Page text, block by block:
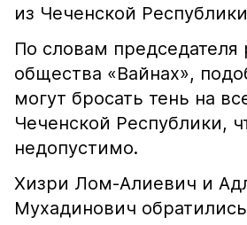
из Чеченской
По словам председателя
общества «Вайнах»,
могут бросать тень на
Чеченской Республики,
недопустимо.
Хизри Лом-Алиевич и
Мухадинович